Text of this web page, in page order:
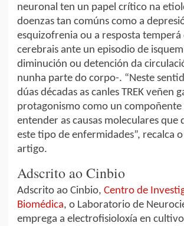
neuronal ten un papel crítico na
doenzas tan comúns como a
esquizofrenia ou a resposta temperá
cerebrais ante un episodio de
diminución ou detención da
nunha parte do corpo-. “Neste
dúas décadas as canles TREK veñen
protagonismo como un compoñente
entender as causas moleculares que
este tipo de enfermidades”, recalca
artigo.
Adscrito ao Cinbio
Adscrito ao Cinbio, Centro de
Biomédica, o Laboratorio de
emprega a electrofisioloxía en